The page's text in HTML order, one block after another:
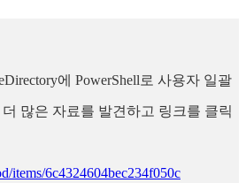
에 PowerShell로 사용자 일괄
많은 자료를 발견하고 링크를 클릭
items/6c4324604bec234f050c